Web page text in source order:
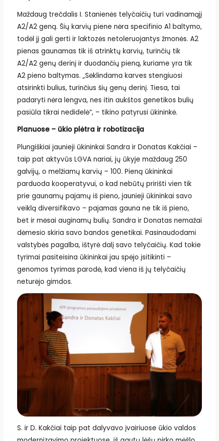
Maždaug trečdalis I. Stanienės telyčaičių turi vadinamąjį
A2/A2 geną. Šių karvių piene nėra specifinio A1 baltymo,
todėl jį gali gerti ir laktozės netoleruojantys žmonės. A2
pienas gaunamas tik iš atrinktų karvių, turinčių tik
A2/A2 genų derinį ir duodančių pieną, kuriame yra tik
A2 pieno baltymas. „Sėklindama karves stengiuosi
atsirinkti bulius, turinčius šių genų derinį. Tiesa, tai
padaryti nėra lengva, nes itin aukštos genetikos bulių
pasiūla tikrai nedidelė“, – tikino patyrusi ūkininkė.
Planuose – ūkio plėtra ir robotizacija
Plungiškiai jaunieji ūkininkai Sandra ir Donatas Kakčiai –
taip pat aktyvūs LGVA nariai, jų ūkyje maždaug 250
galvijų, o melžiamų karvių – 100. Pieną ūkininkai
parduoda kooperatyvui, o kad nebūtų pririšti vien tik
prie gaunamų pajamų iš pieno, jaunieji ūkininkai savo
veiklą diversifikavo – pajamas gauna ne tik iš pieno,
bet ir mėsai auginamų bulių. Sandra ir Donatas nemažai
dėmesio skiria savo bandos genetikai. Pasinaudodami
valstybės pagalba, ištyrė dalį savo telyčaičių. Kad tokie
tyrimai pasiteisina ūkininkai jau spėjo įsitikinti –
genomos tyrimas parodė, kad viena iš jų telyčaičių
neturėjo gimdos.
S. ir D. Kakčiai taip pat dalyvavo įvairiuose ūkio valdos